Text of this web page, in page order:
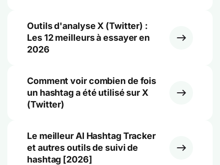
Outils d'analyse X (Twitter) :
Les 12 meilleurs à essayer en
2026
Comment voir combien de fois
un hashtag a été utilisé sur X
(Twitter)
Le meilleur AI Hashtag Tracker
et autres outils de suivi de
hashtag [2026]